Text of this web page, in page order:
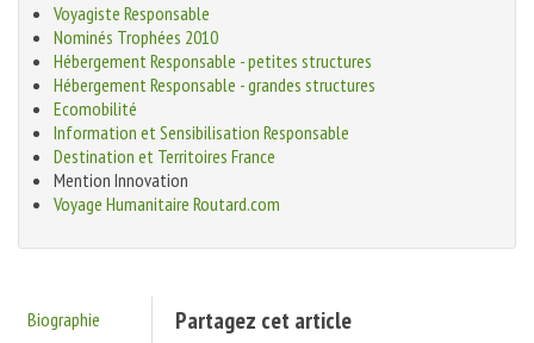
Voyagiste Responsable
Nominés Trophées 2010
Hébergement Responsable - petites structures
Hébergement Responsable - grandes structures
Ecomobilité
Information et Sensibilisation Responsable
Destination et Territoires France
Mention Innovation
Voyage Humanitaire Routard.com
Biographie
Partagez cet article